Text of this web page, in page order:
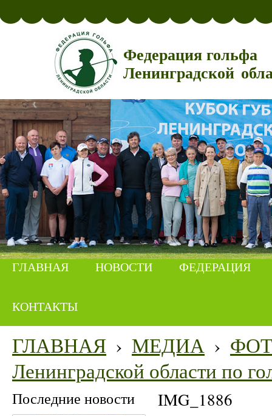
Федерация гольфа
Ленинградской
ГЛАВНАЯ НОВОСТИ ФЕДЕРАЦИЯ
КОНТАКТЫ
ГЛАВНАЯ › МЕДИА ›
Ленинградской области по
Последние новости IMG_1886